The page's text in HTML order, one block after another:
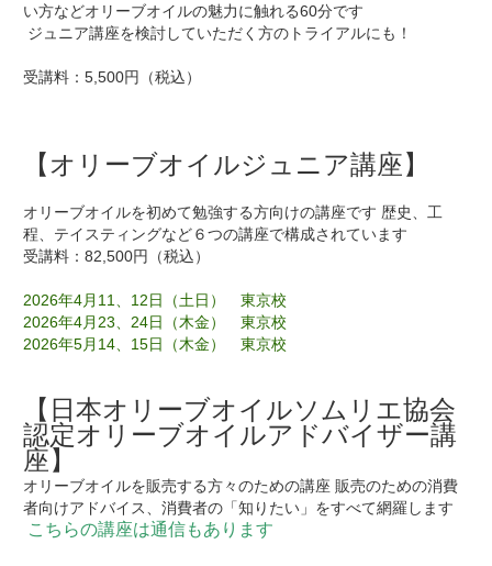
い方などオリーブオイルの魅力に触れる60分です
ジュニア講座を検討していただく方のトライアルにも！
受講料：5,500円（税込）
【オリーブオイルジュニア講座】
オリーブオイルを初めて勉強する方向けの講座です 歴史、工
程、テイスティングなど６つの講座で構成されています
受講料：82,500円（税込）
2026年4月11、12日（土日）　東京校
2026年4月23、24日（木金）　東京校
2026年5月14、15日（木金）　東京校
【日本オリーブオイルソムリエ協会
認定オリーブオイルアドバイザー講
座】
オリーブオイルを販売する方々のための講座 販売のための消費
者向けアドバイス、消費者の「知りたい」をすべて網羅します
こちらの講座は通信もあります